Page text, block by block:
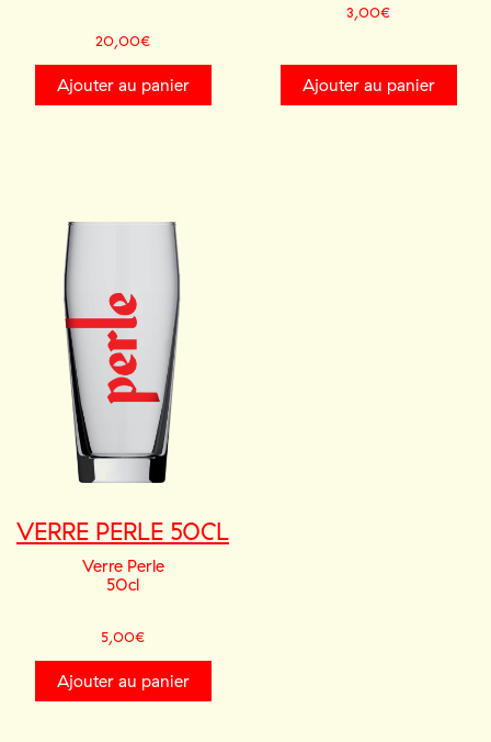
20,00€
Ajouter au panier
3,00€
Ajouter au panier
VERRE PERLE 50CL
Verre Perle
50cl
5,00€
Ajouter au panier